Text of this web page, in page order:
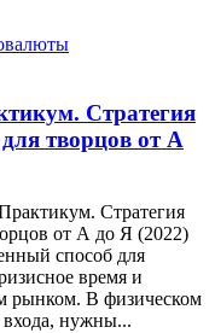
Стратегия
творцов от А
Стратегия
от А до Я (2022)
способ для
время и
рынком. В физическом
входа, нужны...